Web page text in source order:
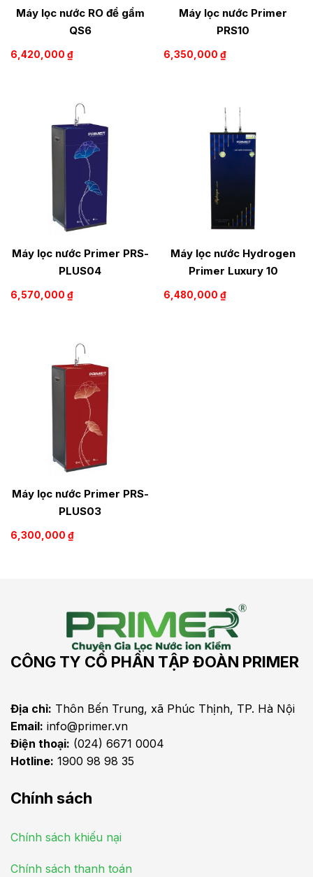
Máy lọc nước RO để gầm
QS6
6,420,000 ₫
Máy lọc nước Primer
PRS10
6,350,000 ₫
Máy lọc nước Primer PRS-
PLUS04
6,570,000 ₫
Máy lọc nước Hydrogen
Primer Luxury 10
6,480,000 ₫
Máy lọc nước Primer PRS-
PLUS03
6,300,000 ₫
CÔNG TY CỔ PHẦN TẬP ĐOÀN PRIMER
Địa chỉ: Thôn Bến Trung, xã Phúc Thịnh, TP. Hà Nội
Email: info@primer.vn
Điện thoại: (024) 6671 0004
Hotline: 1900 98 98 35
Chính sách
Chính sách khiếu nại
Chính sách thanh toán